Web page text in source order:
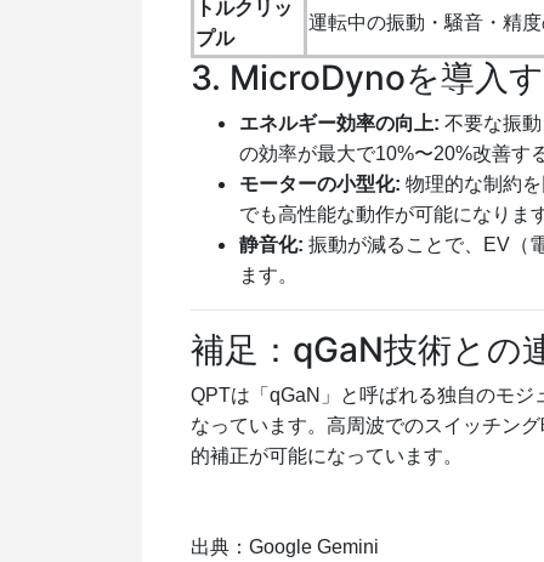
トルクリッ
プル
運転中の振動・騒音・精
3. MicroDynoを導入
エネルギー効率の向上: 不要な振
の効率が最大で10%〜20%改善す
モーターの小型化: 物理的な制約
でも高性能な動作が可能になりま
静音化: 振動が減ることで、EV（
ます。
補足：qGaN技術との
QPTは「qGaN」と呼ばれる独自のモ
なっています。高周波でのスイッチン
的補正が可能になっています。
出典：Google Gemini